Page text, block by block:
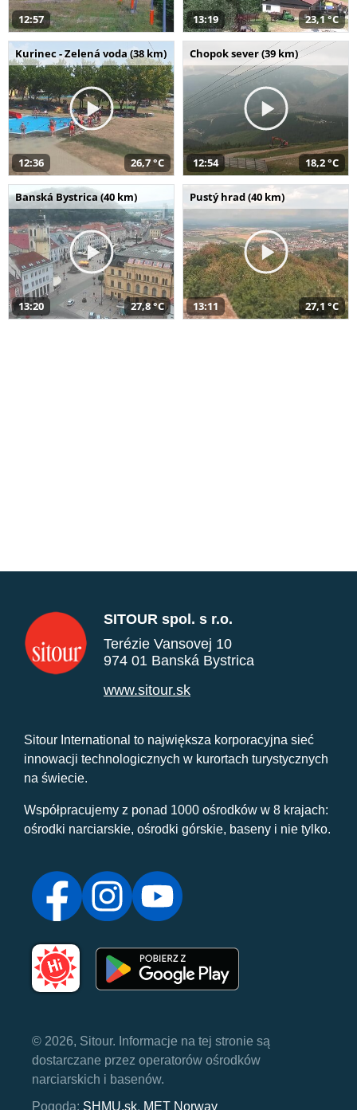
12:57 13:19 23,1 °C
Kurinec - Zelená voda (38 km)
12:36 26,7 °C
Chopok sever (39 km)
12:54 18,2 °C
Banská Bystrica (40 km)
13:20 27,8 °C
Pustý hrad (40 km)
13:11 27,1 °C
SITOUR spol. s r.o.
Terézie Vansovej 10
974 01 Banská Bystrica
www.sitour.sk
Sitour International to największa korporacyjna sieć
innowacji technologicznych w kurortach turystycznych
na świecie.
Współpracujemy z ponad 1000 ośrodków w 8 krajach:
ośrodki narciarskie, ośrodki górskie, baseny i nie tylko.
© 2026, Sitour. Informacje na tej stronie są
dostarczane przez operatorów ośrodków
narciarskich i basenów.
Pogoda: SHMU.sk, MET Norway